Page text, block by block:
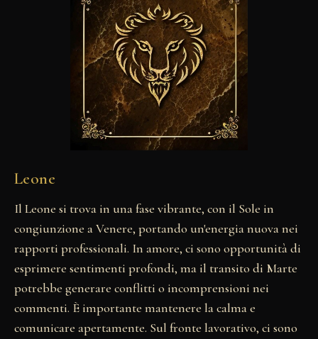
Leone
Il Leone si trova in una fase vibrante, con il Sole in
congiunzione a Venere, portando un'energia nuova nei
rapporti professionali. In amore, ci sono opportunità di
esprimere sentimenti profondi, ma il transito di Marte
potrebbe generare conflitti o incomprensioni nei
commenti. È importante mantenere la calma e
comunicare apertamente. Sul fronte lavorativo, ci sono